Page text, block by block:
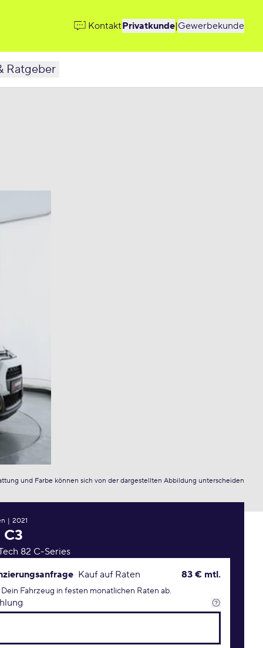
KontaktPrivatkunde|Gewerbekunde
Ratgeber
und Farbe können sich von der dargestellten Abbildung unterscheiden
| 2021
C3
82 C-Series
KonditionenKauf auf Raten
Fahrzeug in festen monatlichen Raten ab.
83 € mtl.